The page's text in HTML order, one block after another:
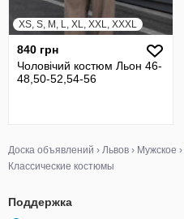
XS, S, M, L, XL, XXL, XXXL
840 грн
Чоловічий костюм Льон 46-
48,50-52,54-56
Доска объявлений › Львов › Мужское ›
Классические костюмы
Поддержка